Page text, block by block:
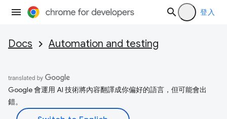
登入
Docs Automation and testing
Google 會運用 AI 技術將內容翻譯成你偏好的語言，但可能會出
錯。